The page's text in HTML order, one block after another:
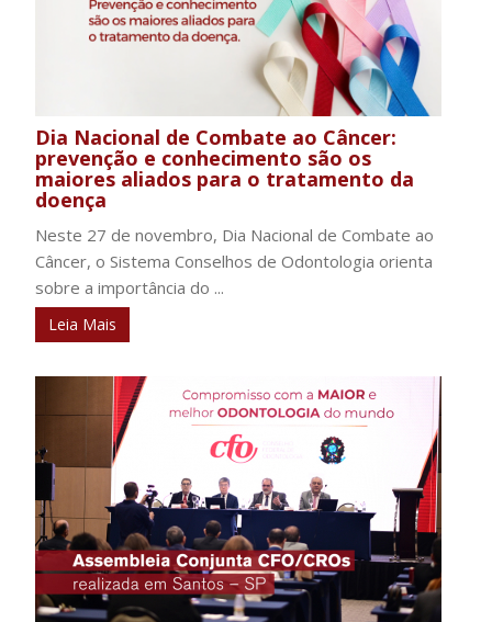
Dia Nacional de Combate ao Câncer:
prevenção e conhecimento são os
maiores aliados para o tratamento da
doença
Neste 27 de novembro, Dia Nacional de Combate ao
Câncer, o Sistema Conselhos de Odontologia orienta
sobre a importância do ...
Leia Mais